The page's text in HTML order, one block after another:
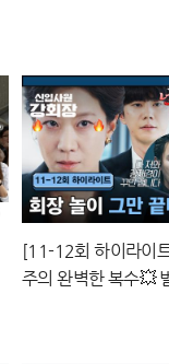
[11-12회 하이라이
주의 완벽한 복수💥